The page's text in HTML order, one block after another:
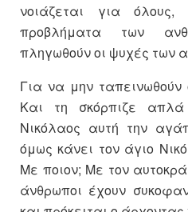
νοιάζεται για
προβλήματα των
πληγωθούν οι ψυχές των
Για να μην
Και τη σκόρπιζε
Νικόλαος αυτή την
όμως κάνει τον άγιο
Με ποιον; Με τον
άνθρωποι έχουν